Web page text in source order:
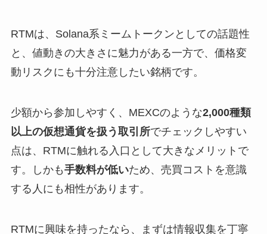
RTMは、Solana系ミームトークンとしての話題性
と、値動きの大きさに魅力がある一方で、価格変
動リスクにも十分注意したい銘柄です。
少額から参加しやすく、MEXCのような2,000種類
以上の仮想通貨を扱う取引所でチェックしやすい
点は、RTMに触れる入口として大きなメリットで
す。しかも手数料が低いため、売買コストを意識
する人にも相性があります。
RTMに興味を持ったなら、まずは情報収集を丁寧